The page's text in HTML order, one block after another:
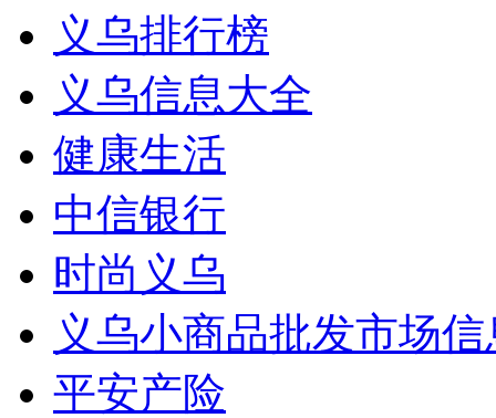
义乌排行榜
义乌信息大全
健康生活
中信银行
时尚义乌
义乌小商品批发市场
平安产险